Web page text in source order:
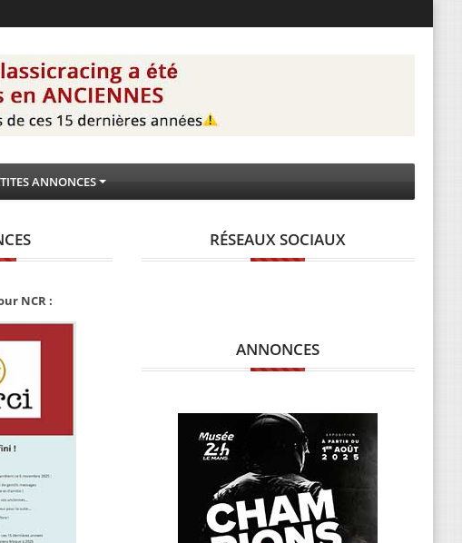
ANNONCES
NCR :
RÉSEAUX SOCIAUX
ANNONCES